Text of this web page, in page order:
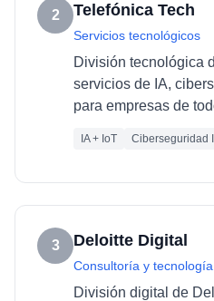
2 Telefónica Tech
Servicios tecnológicos
División tecnológica
servicios de IA,
para empresas de
IA + IoT Ciberseguridad
3 Deloitte Digital
Consultoría y tecnología
División digital de